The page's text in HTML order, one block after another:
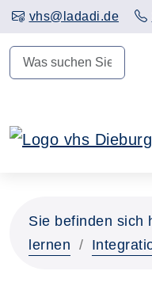
vhs@ladadi.de
Sie befinden sich
lernen